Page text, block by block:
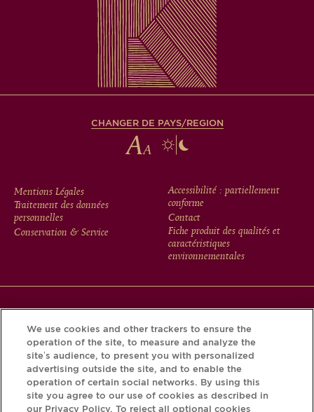
CHANGER DE PAYS/REGION
FOOTER
MENU
Mentions Légales
Traitement des données
personnelles
Conservation & Service
Accessibilité : partiellement
conforme
Contact
Fiche produit des qualités et
caractéristiques
environnementales
votre bouteille grâce au Krug iD.
We use cookies and other trackers to ensure the
operation of the site, to measure and analyze the
site’s audience, to present you with personalized
advertising outside the site, and to enable the
operation of certain social networks. By using this
site you agree to our use of cookies as described in
our Privacy Policy. To reject all optional cookies